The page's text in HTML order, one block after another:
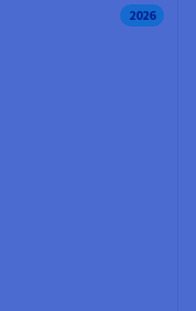
2026